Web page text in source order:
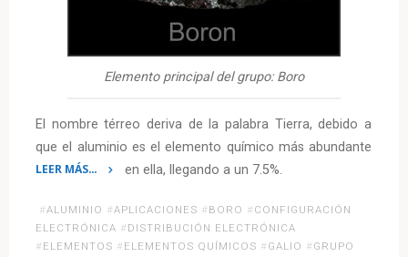
Elemento principal del grupo: Boro
El nombre térreo deriva de la palabra Tierra, debido a
que el aluminio es el elemento químico más abundante
en ella, llegando a un 7.5%.
LEER MÁS…
13
de
#ALUMINIO #APLICACIONES # BORO # CONFIGURACIÓN
ELECTRÓNICA # DISTRIBUCIÓN ELECTRÓNICA
# ELEMENTOS # ELEMENTOS QUÍMICOS # GALIO # GRUPO